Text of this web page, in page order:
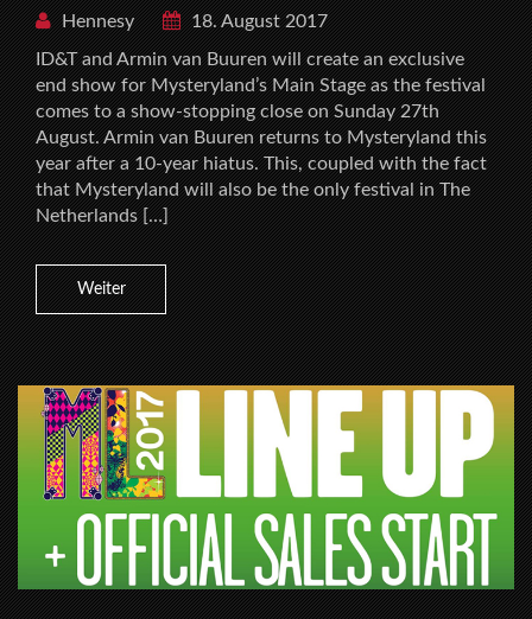
Hennesy
18. August 2017
ID&T and Armin van Buuren will create an exclusive
end show for Mysteryland’s Main Stage as the festival
comes to a show-stopping close on Sunday 27th
August. Armin van Buuren returns to Mysteryland this
year after a 10-year hiatus. This, coupled with the fact
that Mysteryland will also be the only festival in The
Netherlands […]
Weiter